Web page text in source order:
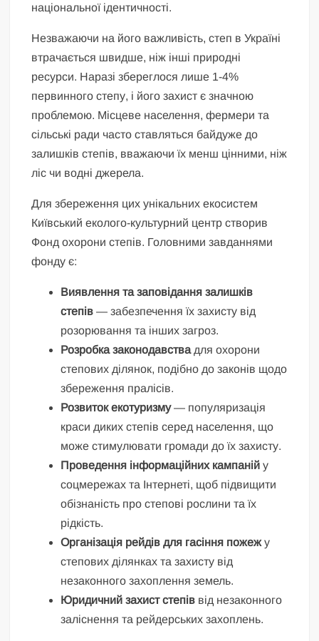
національної ідентичності.
Незважаючи на його важливість, степ в Україні
втрачається швидше, ніж інші природні
ресурси. Наразі збереглося лише 1-4%
первинного степу, і його захист є значною
проблемою. Місцеве населення, фермери та
сільські ради часто ставляться байдуже до
залишків степів, вважаючи їх менш цінними, ніж
ліс чи водні джерела.
Для збереження цих унікальних екосистем
Київський еколого-культурний центр створив
Фонд охорони степів. Головними завданнями
фонду є:
Виявлення та заповідання залишків
степів — забезпечення їх захисту від
розорювання та інших загроз.
Розробка законодавствадля охорони
степових ділянок, подібно до законів щодо
збереження пралісів.
Розвиток екотуризму— популяризація
краси диких степів серед населення, що
може стимулювати громади до їх захисту.
Проведення інформаційних кампаній у
соцмережах та Інтернеті, щоб підвищити
обізнаність про степові рослини та їх
рідкість.
Організація рейдів для гасіння пожежу
степових ділянках та захисту від
незаконного захоплення земель.
Юридичний захист степів від незаконного
заліснення та рейдерських захоплень.